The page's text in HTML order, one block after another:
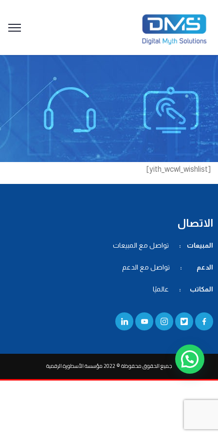
[yith_wcwl_wishlist]
الاتصال
المبيعات : تواصل مع المبيعات
الدعم : تواصل مع الدعم
المكاتب : عالميًا
جميع الحقوق محفوظة © 2022 مؤسسة الأسطورة الرقمية